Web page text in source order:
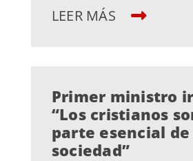
LEER MÁS
Primer ministro
“Los cristianos
parte esencial
sociedad”